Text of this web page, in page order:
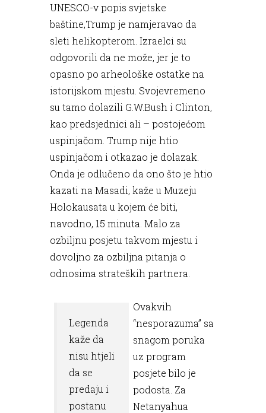
UNESCO-v popis svjetske
baštine,Trump je namjeravao da
sleti helikopterom. Izraelci su
odgovorili da ne može, jer je to
opasno po arheološke ostatke na
istorijskom mjestu. Svojevremeno
su tamo dolazili G.W.Bush i Clinton,
kao predsjednici ali – postojećom
uspinjačom. Trump nije htio
uspinjačom i otkazao je dolazak.
Onda je odlučeno da ono što je htio
kazati na Masadi, kaže u Muzeju
Holokausata u kojem će biti,
navodno, 15 minuta. Malo za
ozbiljnu posjetu takvom mjestu i
dovoljno za ozbiljna pitanja o
odnosima strateških partnera.
Legenda
kaže da
nisu htjeli
da se
predaju i
postanu
Ovakvih
“nesporazuma” sa
snagom poruka
uz program
posjete bilo je
podosta. Za
Netanyahua